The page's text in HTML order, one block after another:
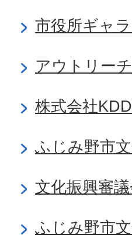
市役所ギャ
アウトリーチ
株式会社
ふじみ野市
文化振興審
ふじみ野市